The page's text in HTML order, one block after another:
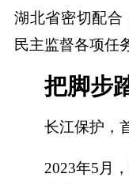
湖北省密切配合
民主监督各项任
把脚步
长江保护，
2023年5月